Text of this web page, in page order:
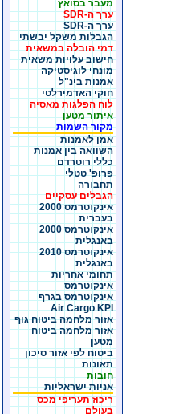
מעבר בסואץ
ערך ה-SDR
ערך ה-SDR
הגבלות משקל יבשתי
דמי הובלה במשאית
חישוב עלויות משאית
מונחי לוגיסטיקה
אמנות בינ"ל
חוקי האדמירלטי
לוח הפלגות מאסיה
איתור מטען
מקור השמות
אמן לאמנות
השוואה בין אמנות
כללי רוטרדם
פרופ' טטלי
תחבורה
הגבלים עסקיים
אינקוטרמס 2000
בעברית
אינקוטרמס 2000
באנגלית
אינקוטרמס 2010
באנגלית
תחומי אחריות
אינקוטרמס
אינקוטרמס בגרף
Air Cargo KPI
אזור מלחמה ביטוח גוף
אזור מלחמה ביטוח
מטען
ביטוח לפי אזור סיכון
תאונות
חובות
אניות ישראליות
ריכוז תעריפי מכס
בעולם